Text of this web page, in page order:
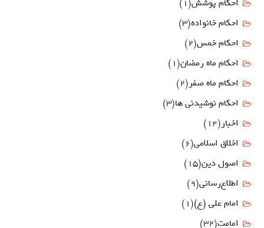
احکام خانواده(3)
احکام خمس(2)
احکام ماه رمضان(1)
احکام ماه صفر (2)
احکام نوشیدنی ها(3)
اخبار (14)
اخلاق اسلامی(6)
اصول دين(15)
اطلاع‌رسانی(9)
امام علي (ع)(1)
امامت(32)